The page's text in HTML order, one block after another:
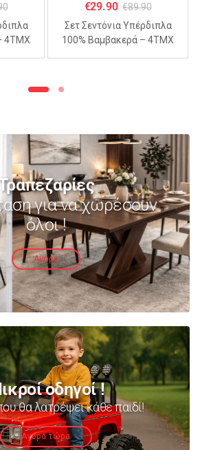
4ΤΜΧ
€29.90 €89.90
Σετ Σεντόνια Υπέρδιπλα
100% Βαμβακερά – 4ΤΜΧ
για να χωρέσουν
όλοι !
Αγορά
οδηγοί !
θα λατρέψει κάθε παιδί!
Αγορά τώρα